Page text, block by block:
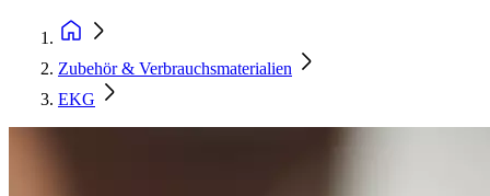
Zubehör & Verbrauchsmaterialien
EKG